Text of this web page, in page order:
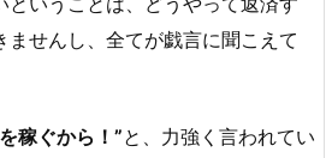
ませんし、全てが戯言に聞こえて
稼ぐから！”と、力強く言われてい